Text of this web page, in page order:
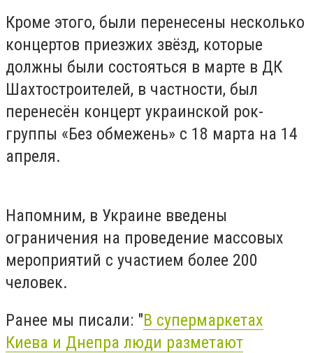
Кроме этого, были перенесены несколько
концертов приезжих звёзд, которые
должны были состояться в марте в ДК
Шахтостроителей, в частности, был
перенесён концерт украинской рок-
группы «Без обмежень» с 18 марта на 14
апреля.
Напомним, в Украине введены
ограничения на проведение массовых
мероприятий с участием более 200
человек.
Ранее мы писали: "В супермаркетах
Киева и Днепра люди разметают